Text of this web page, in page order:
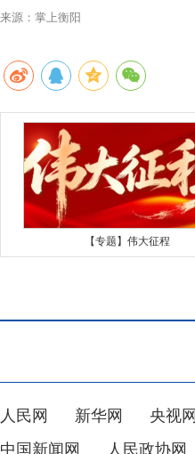
来源：掌上衡阳
【专题】伟大征程
人民网 新华网 央视网
中国新闻网
人民政协网